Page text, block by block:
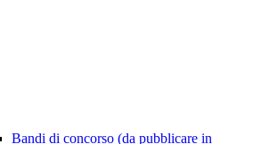
Bandi di concorso (da pubblicare in